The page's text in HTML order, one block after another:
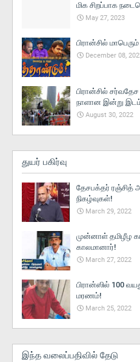
மிக சிறப்பாக
May 27, 2023
பிரான்சில்
December 08,
பிரான்சில்
நாளான இன்று
August 30, 2022
துயர் பகிர்வு
தேசபக்தர் ரஞ்சித்
நிகழ்வுகள்!
March 29, 2022
முன்னாள் தமிழீழ
காலமானார்!
March 27, 2022
பிரான்ஸில் 100
மரணம்!
March 25, 2022
இந்த வலைப்பதிவில் தேடு